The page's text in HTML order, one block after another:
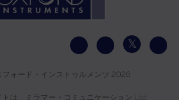
フォード・インストゥルメンツ 2026
トは、ミラマー・コミュニケーション Ltd